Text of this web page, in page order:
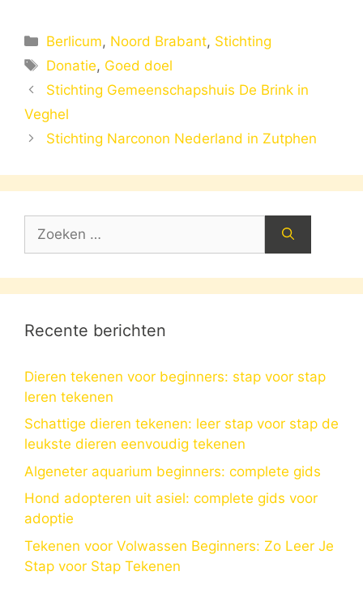
Categorieën
Berlicum, Noord Brabant, Stichting
Tags
Donatie, Goed doel
Stichting Gemeenschapshuis De Brink in
Veghel
Stichting Narconon Nederland in Zutphen
naar:
Recente berichten
Dieren tekenen voor beginners: stap voor stap
leren tekenen
Schattige dieren tekenen: leer stap voor stap de
leukste dieren eenvoudig tekenen
Algeneter aquarium beginners: complete gids
Hond adopteren uit asiel: complete gids voor
adoptie
Tekenen voor Volwassen Beginners: Zo Leer Je
Stap voor Stap Tekenen